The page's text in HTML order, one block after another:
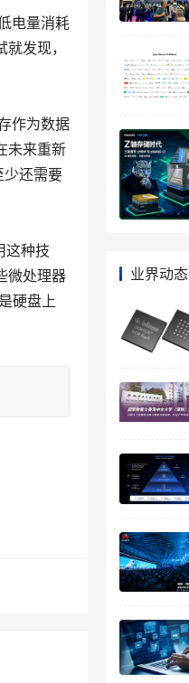
电量消耗
发现，
作为数据
未来重新
少还需要
这种技
微处理器
硬盘上
业界动态